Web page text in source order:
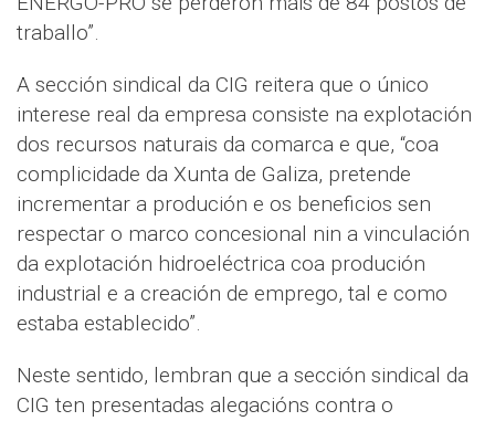
traballo”.
A sección sindical da CIG reitera que o único
interese real da empresa consiste na explotación
dos recursos naturais da comarca e que, “coa
complicidade da Xunta de Galiza, pretende
incrementar a produción e os beneficios sen
respectar o marco concesional nin a vinculación
da explotación hidroeléctrica coa produción
industrial e a creación de emprego, tal e como
estaba establecido”.
Neste sentido, lembran que a sección sindical da
CIG ten presentadas alegacións contra o